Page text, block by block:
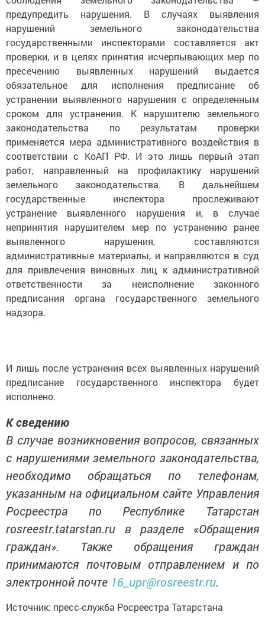
предупредить нарушения. В случаях выявления
нарушений земельного законодательства
государственными инспекторами составляется акт
проверки, и в целях принятия исчерпывающих мер по
пресечению выявленных нарушений выдается
обязательное для исполнения предписание об
устранении выявленного нарушения с определенным
сроком для устранения. К нарушителю земельного
законодательства по результатам проверки
применяется мера административного воздействия в
соответствии с КоАП РФ. И это лишь первый этап
работ, направленный на профилактику нарушений
земельного законодательства. В дальнейшем
государственные инспектора прослеживают
устранение выявленного нарушения и, в случае
непринятия нарушителем мер по устранению ранее
выявленного нарушения, составляются
административные материалы, и направляются в суд
для привлечения виновных лиц к административной
ответственности за неисполнение законного
предписания органа государственного земельного
надзора.
И лишь после устранения всех выявленных нарушений
предписание государственного инспектора будет
исполнено.
К сведению
В случае возникновения вопросов, связанных
с нарушениями земельного законодательства,
необходимо обращаться по телефонам,
указанным на официальном сайте Управления
Росреестра по Республике Татарстан
rosreestr.tatarstan.ru в разделе «Обращения
граждан». Также обращения граждан
принимаются почтовым отправлением и по
электронной почте 16_upr@rosreestr.ru.
Источник: пресс-служба Росреестра Татарстана